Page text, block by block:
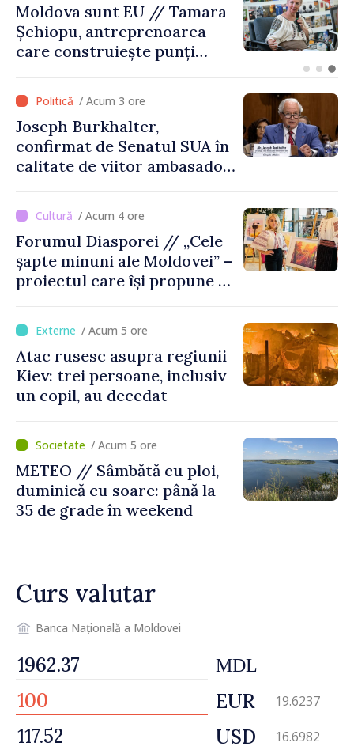
O dronă a intrat în Bulgaria
dinspre România și a
explodat la 100 de metri de
/ Acum 3 ore
Joseph Burkhalter,
confirmat de Senatul SUA în
calitate de viitor ambasador
/ Acum 4 ore
Forumul Diasporei // „Cele
șapte minuni ale Moldovei” –
proiectul care își propune să
de țara de origine
/ Acum 5 ore
Atac rusesc asupra regiunii
Kiev: trei persoane, inclusiv
un copil, au decedat
/ Acum 5 ore
METEO // Sâmbătă cu ploi,
duminică cu soare: până la
35 de grade în weekend
Curs valutar
Banca Națională a Moldovei
MDL
EUR 19.6237
USD 16.6982